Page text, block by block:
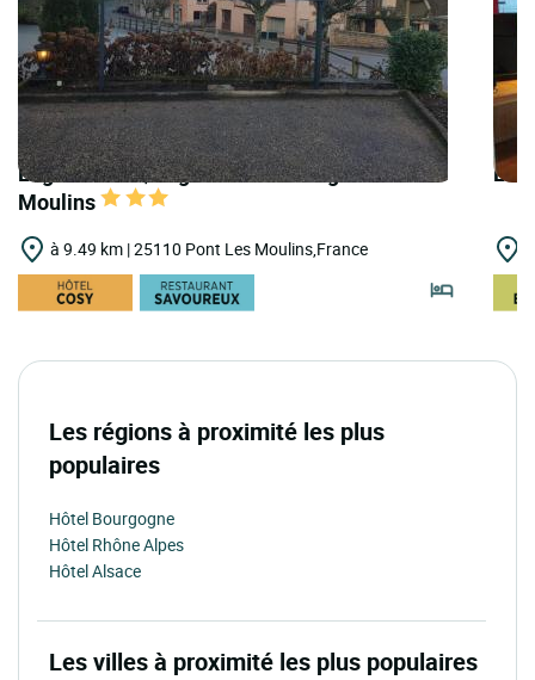
Logis Hôtels | Logis Hôtel Auberge des
Moulins
à 9.49 km | 25110 Pont Les Moulins,France
Les régions à proximité les plus
populaires
Hôtel Bourgogne
Hôtel Rhône Alpes
Hôtel Alsace
Les villes à proximité les plus populaires